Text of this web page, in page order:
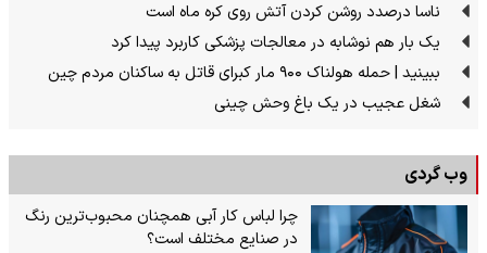
ناسا درصدد روشن کردن آتش روی کره ماه است
یک بار هم نوشابه در معالجات پزشکی کاربرد پیدا کرد
ببینید | حمله هولناک ۹۰۰ مار کبرای قاتل به ساکنان مردم چین
شغل عجیب در یک باغ وحش چینی
وب گردی
چرا لباس کار آبی همچنان محبوب‌ترین رنگ
در صنایع مختلف است؟